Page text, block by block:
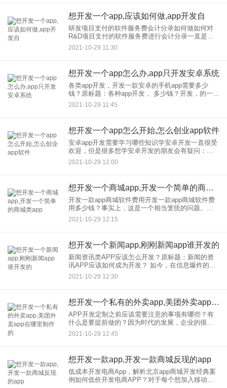
想开发一个app,应该如何做,app开发自
研发项目支付的软件服务费会计分录如何做如何对
R&D项目支付的软件服务费进行会计分录一直是大
家关注的焦点。如果你不太了解，别担心。让我们
一起来看看纪斗子为大家整理的相关知识。 R&D项
2021-10-29 11:30
想开发一个app怎么办,app只开发安卓系统
各类app开发，开发一款安卓的手机app需要多少
钱？原标题：各种app开发， 多少钱？开发，的一款
应用这一定是所有创业者和想做应用的人都关心的
2021-10-29 11:45
想开发一个app怎么开始,怎么创业app软件
安卓app开发需要学习哪些知识学安卓开发一直很受
欢迎，但是很多想学安卓开发的朋友会有疑问：如
何开始学安卓开发？你需要学习哪些知识？尤其是
对于初学者来说，没有办法下手。本文《时代财
2021-10-29 12:00
想开发一个商城app,开发一个简单的商城类app
开发一款app商城软件费用开发一款app商城软件费
用多少钱？事实上，这是一个相当笼统的问题。关
于开发商城，的价格， app，有两个决定性因素：为
数不多，架构的复杂性；第二，所需的人力和时
2021-10-29 12:15
想开发一个新闻app,刚刚新闻app谁开发的
新闻资讯类APP应该怎么开发？原标题：新闻的资
讯APP应该如何成为开发？ 如今，在信息爆炸的时
代，获取信息的方式不再像看报纸或听广播那样简
单。我相信在看了很多网上的新闻应用后，你也认
2021-10-29 12:30
想开发一个私有的外卖app,美团外卖app在哪里制作的
APP开发定制之前应该需要注意的事项有哪些？有
什么是要提前做的？因为时代的发展，企业的很多
商家都会在一定程度上受到互联网的冲击，而因为
这个概念的出现，移动市场也越来越受欢迎。大多
2021-10-29 12:45
想开发一款app,开发一款商城反现的app
低成本开发电商App，解析北京app商城开发经典案
例如何低价开发电商APP？对于每个想加入移动互